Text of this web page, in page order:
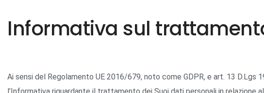
Informativa sul
Ai sensi del Regolamento UE 2016/679, noto come GDPR, e art. 13